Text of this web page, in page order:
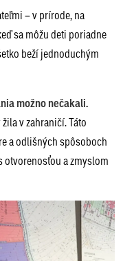
– v prírode, na
sa môžu deti poriadne
beží jednoduchým
možno nečakali.
v zahraničí. Táto
a odlišných spôsoboch
otvorenosťou a zmyslom